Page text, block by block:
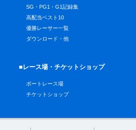
SG・PG1・G1記録集
高配当ベスト10
優勝レーサー一覧
ダウンロード・他
■レース場・チケットショップ
ボートレース場
チケットショップ